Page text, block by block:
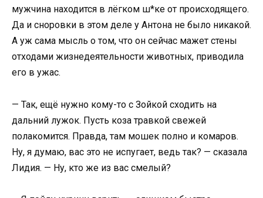
мужчина находится в лёгком ш*ке от происходящего.
Да и сноровки в этом деле у Антона не было никакой.
А уж сама мысль о том, что он сейчас мажет стены
отходами жизнедеятельности животных, приводила
его в ужас.
— Так, ещё нужно кому-то с Зойкой сходить на
дальний лужок. Пусть коза травкой свежей
полакомится. Правда, там мошек полно и комаров.
Ну, я думаю, вас это не испугает, ведь так? — сказала
Лидия. — Ну, кто же из вас смелый?